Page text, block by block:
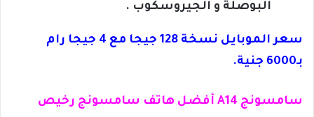
البوصلة و الجيروسكوب .
سعر الموبايل نسخة 128 جيجا مع 4 جيجا رام
بـ6000 جنية.
سامسونج A14 أفضل هاتف سامسونج رخيص